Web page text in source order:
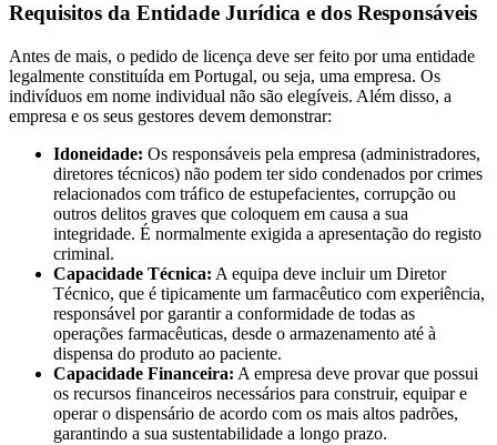
Requisitos da Entidade Jurídica e dos Responsáveis
Antes de mais, o pedido de licença deve ser feito por uma entidade
legalmente constituída em Portugal, ou seja, uma empresa. Os
indivíduos em nome individual não são elegíveis. Além disso, a
empresa e os seus gestores devem demonstrar:
Idoneidade: Os responsáveis pela empresa (administradores,
diretores técnicos) não podem ter sido condenados por crimes
relacionados com tráfico de estupefacientes, corrupção ou
outros delitos graves que coloquem em causa a sua
integridade. É normalmente exigida a apresentação do registo
criminal.
Capacidade Técnica: A equipa deve incluir um Diretor
Técnico, que é tipicamente um farmacêutico com experiência,
responsável por garantir a conformidade de todas as
operações farmacêuticas, desde o armazenamento até à
dispensa do produto ao paciente.
Capacidade Financeira: A empresa deve provar que possui
os recursos financeiros necessários para construir, equipar e
operar o dispensário de acordo com os mais altos padrões,
garantindo a sua sustentabilidade a longo prazo.